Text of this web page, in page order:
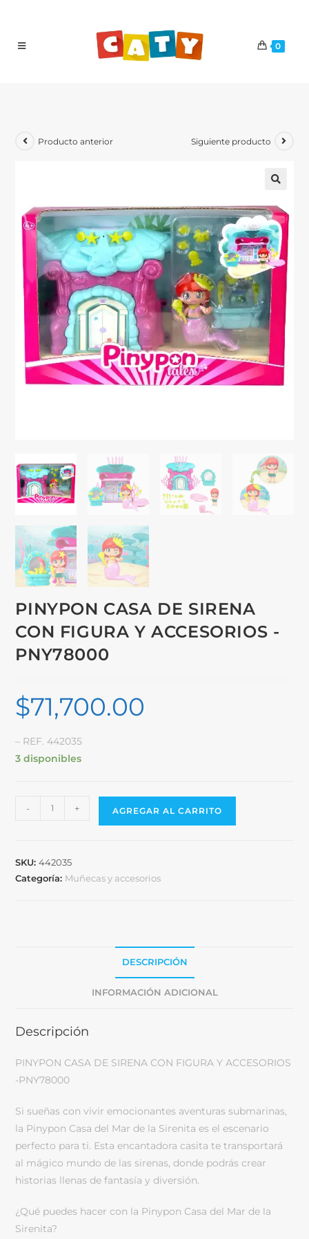
0
Producto anterior Siguiente producto
PINYPON CASA DE SIRENA
CON FIGURA Y ACCESORIOS -
PNY78000
$71,700.00
– REF. 442035
3 disponibles
- + AGREGAR AL CARRITO
SKU:442035
Categoría: Muñecas y accesorios
DESCRIPCIÓN
INFORMACIÓN ADICIONAL
Descripción
PINYPON CASA DE SIRENA CON FIGURA Y ACCESORIOS
-PNY78000
Si sueñas con vivir emocionantes aventuras submarinas,
la Pinypon Casa del Mar de la Sirenita es el escenario
perfecto para ti. Esta encantadora casita te transportará
al mágico mundo de las sirenas, donde podrás crear
historias llenas de fantasía y diversión.
¿Qué puedes hacer con la Pinypon Casa del Mar de la
Sirenita?